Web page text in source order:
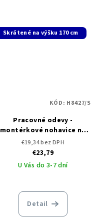
Skrátené na výšku 170 cm
Pracovné odevy -
montérkové nohavice na
traky ARDON COOL TREND
skrátené
€19,34 bez DPH
€23,79
U Vás do 3-7 dní
Detail
KÓD: H8427/S